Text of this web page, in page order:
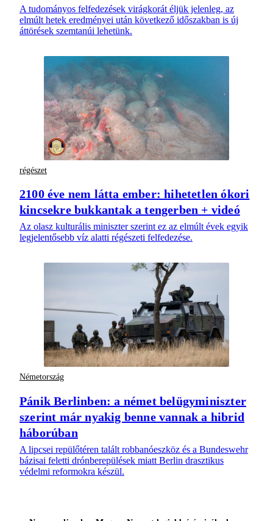
A tudományos felfedezések virágkorát éljük jelenleg, az
elmúlt hetek eredményei után következő időszakban is új
áttörések szemtanúi lehetünk.
régészet
2100 éve nem látta ember: hihetetlen ókori
kincsekre bukkantak a tengerben + videó
Az olasz kulturális miniszter szerint ez az elmúlt évek egyik
legjelentősebb víz alatti régészeti felfedezése.
Németország
Pánik Berlinben: a német belügyminiszter
szerint már nyakig benne vannak a hibrid
háborúban
A lipcsei repülőtéren talált robbanóeszköz és a Bundeswehr
bázisai feletti drónberepülések miatt Berlin drasztikus
védelmi reformokra készül.